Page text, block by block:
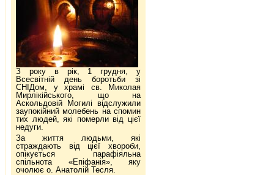
З року в рік, 1 грудня, у
Всесвітній день боротьби зі
СНІДом, у храмі св. Миколая
Мирлікійського, що на
Аскольдовій Могилі відслужили
заупокійний молебень на спомин
тих людей, які померли від цієї
недуги.
За життя людьми, які
страждають від цієї хвороби,
опікується парафіяльна
спільнота «Епіфанія», яку
очолює о. Анатолій Тесля.